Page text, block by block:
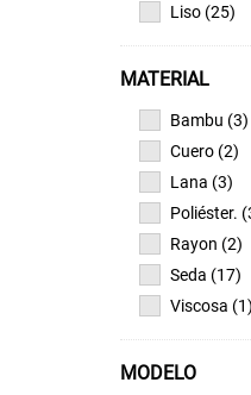
Liso (25)
MATERIAL
Bambu (3)
Cuero (2)
Lana (3)
Poliéster.
Rayon (2)
Seda (17)
Viscosa (1)
MODELO